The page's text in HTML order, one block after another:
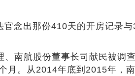
念出那份410天的开房记录
南航股份董事长司献民被调
。从2014年底到2015年，